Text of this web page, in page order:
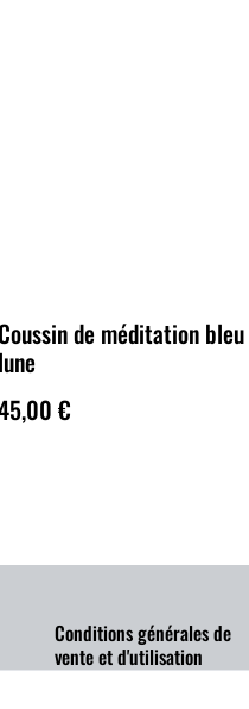
Coussin de méditation
lune
€
Conditions générales de
vente et d'utilisation